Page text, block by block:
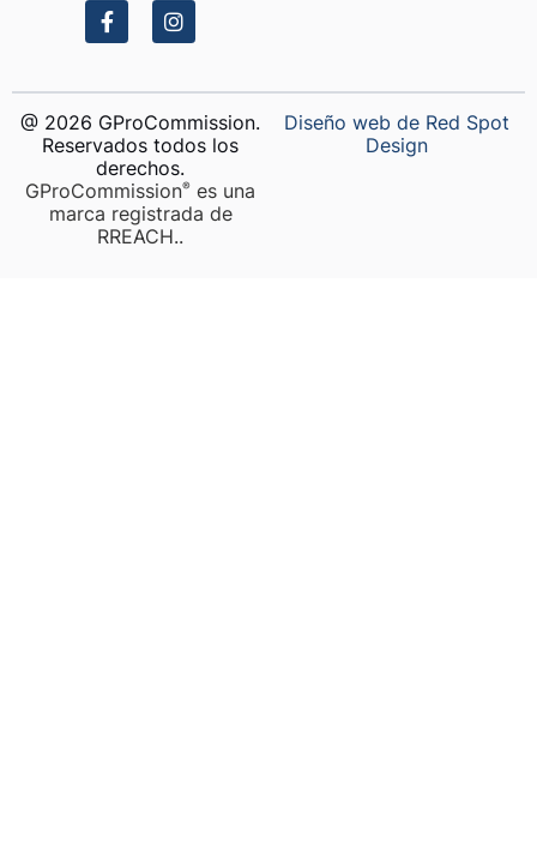
@ 2026 GProCommission.
Reservados todos los
derechos.
GProCommission®️ es una
marca registrada de
RREACH..
Diseño web de Red Spot
Design